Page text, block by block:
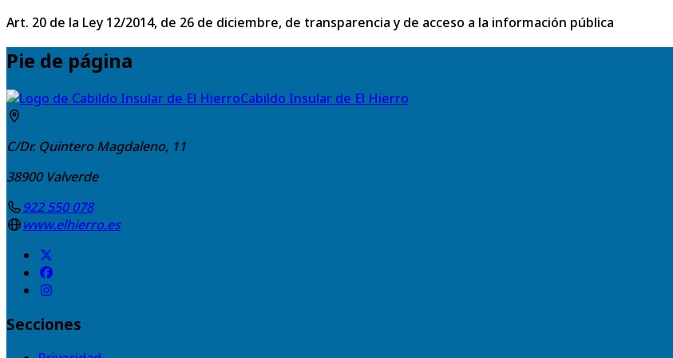
Art. 20 de la Ley 12/2014, de 26 de diciembre, de transparencia y de acceso a la información pública
Pie de página
Cabildo Insular de El Hierro
C/Dr. Quintero Magdaleno, 11
38900 Valverde
922 550 078
www.elhierro.es
Secciones